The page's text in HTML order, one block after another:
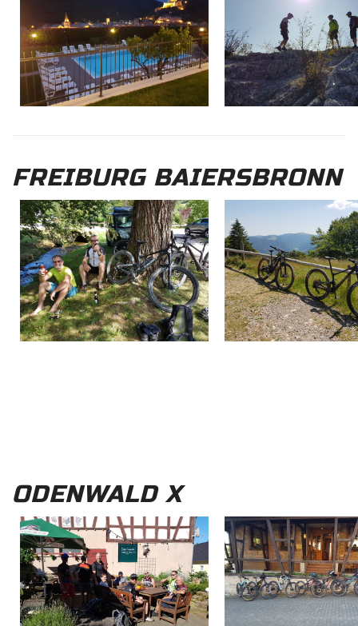
FREIBURG BAIERSBRONN
ODENWALD X